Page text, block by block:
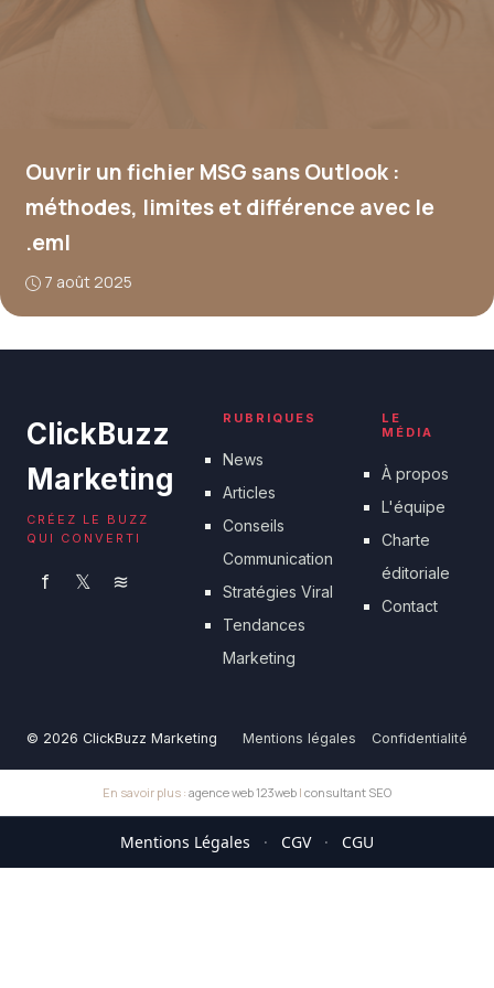
Ouvrir un fichier MSG sans Outlook :
méthodes, limites et différence avec le
.eml
7 août 2025
ClickBuzz
Marketing
CRÉEZ LE BUZZ
QUI CONVERTI
f 𝕏 ≋
RUBRIQUES
News
Articles
Conseils
Communication
Stratégies Viral
Tendances
Marketing
LE
MÉDIA
À propos
L'équipe
Charte
éditoriale
Contact
© 2026 ClickBuzz Marketing Mentions légales Confidentialité
En savoir plus : agence web 123web | consultant SEO
Mentions Légales · CGV · CGU